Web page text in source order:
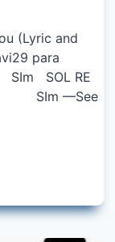
(Lyric and
para
SIm SOL RE
—See